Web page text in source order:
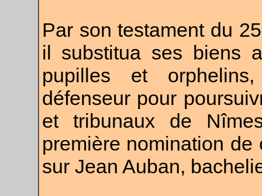
Par son testament du
il substitua ses biens
pupilles et
défenseur pour
et tribunaux de
première nomination
sur Jean Auban,